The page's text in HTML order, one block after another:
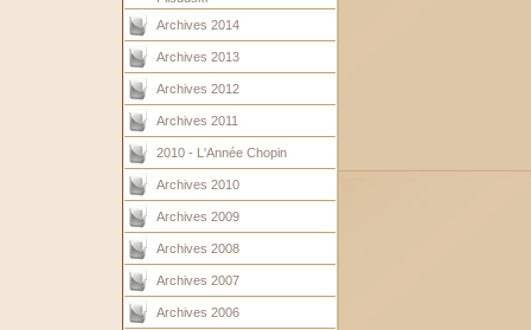
Archives 2014
Archives 2013
Archives 2012
Archives 2011
2010 - L'Année Chopin
Archives 2010
Archives 2009
Archives 2008
Archives 2007
Archives 2006